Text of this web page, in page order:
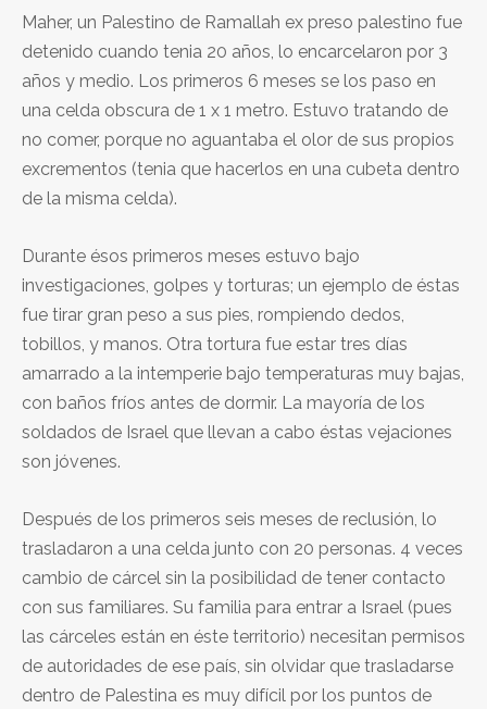
Maher, un Palestino de Ramallah ex preso palestino fue
detenido cuando tenia 20 años, lo encarcelaron por 3
años y medio. Los primeros 6 meses se los paso en
una celda obscura de 1 x 1 metro. Estuvo tratando de
no comer, porque no aguantaba el olor de sus propios
excrementos (tenia que hacerlos en una cubeta dentro
de la misma celda).
Durante ésos primeros meses estuvo bajo
investigaciones, golpes y torturas; un ejemplo de éstas
fue tirar gran peso a sus pies, rompiendo dedos,
tobillos, y manos. Otra tortura fue estar tres días
amarrado a la intemperie bajo temperaturas muy bajas,
con baños fríos antes de dormir. La mayoría de los
soldados de Israel que llevan a cabo éstas vejaciones
son jóvenes.
Después de los primeros seis meses de reclusión, lo
trasladaron a una celda junto con 20 personas. 4 veces
cambio de cárcel sin la posibilidad de tener contacto
con sus familiares. Su familia para entrar a Israel (pues
las cárceles están en éste territorio) necesitan permisos
de autoridades de ese país, sin olvidar que trasladarse
dentro de Palestina es muy difícil por los puntos de